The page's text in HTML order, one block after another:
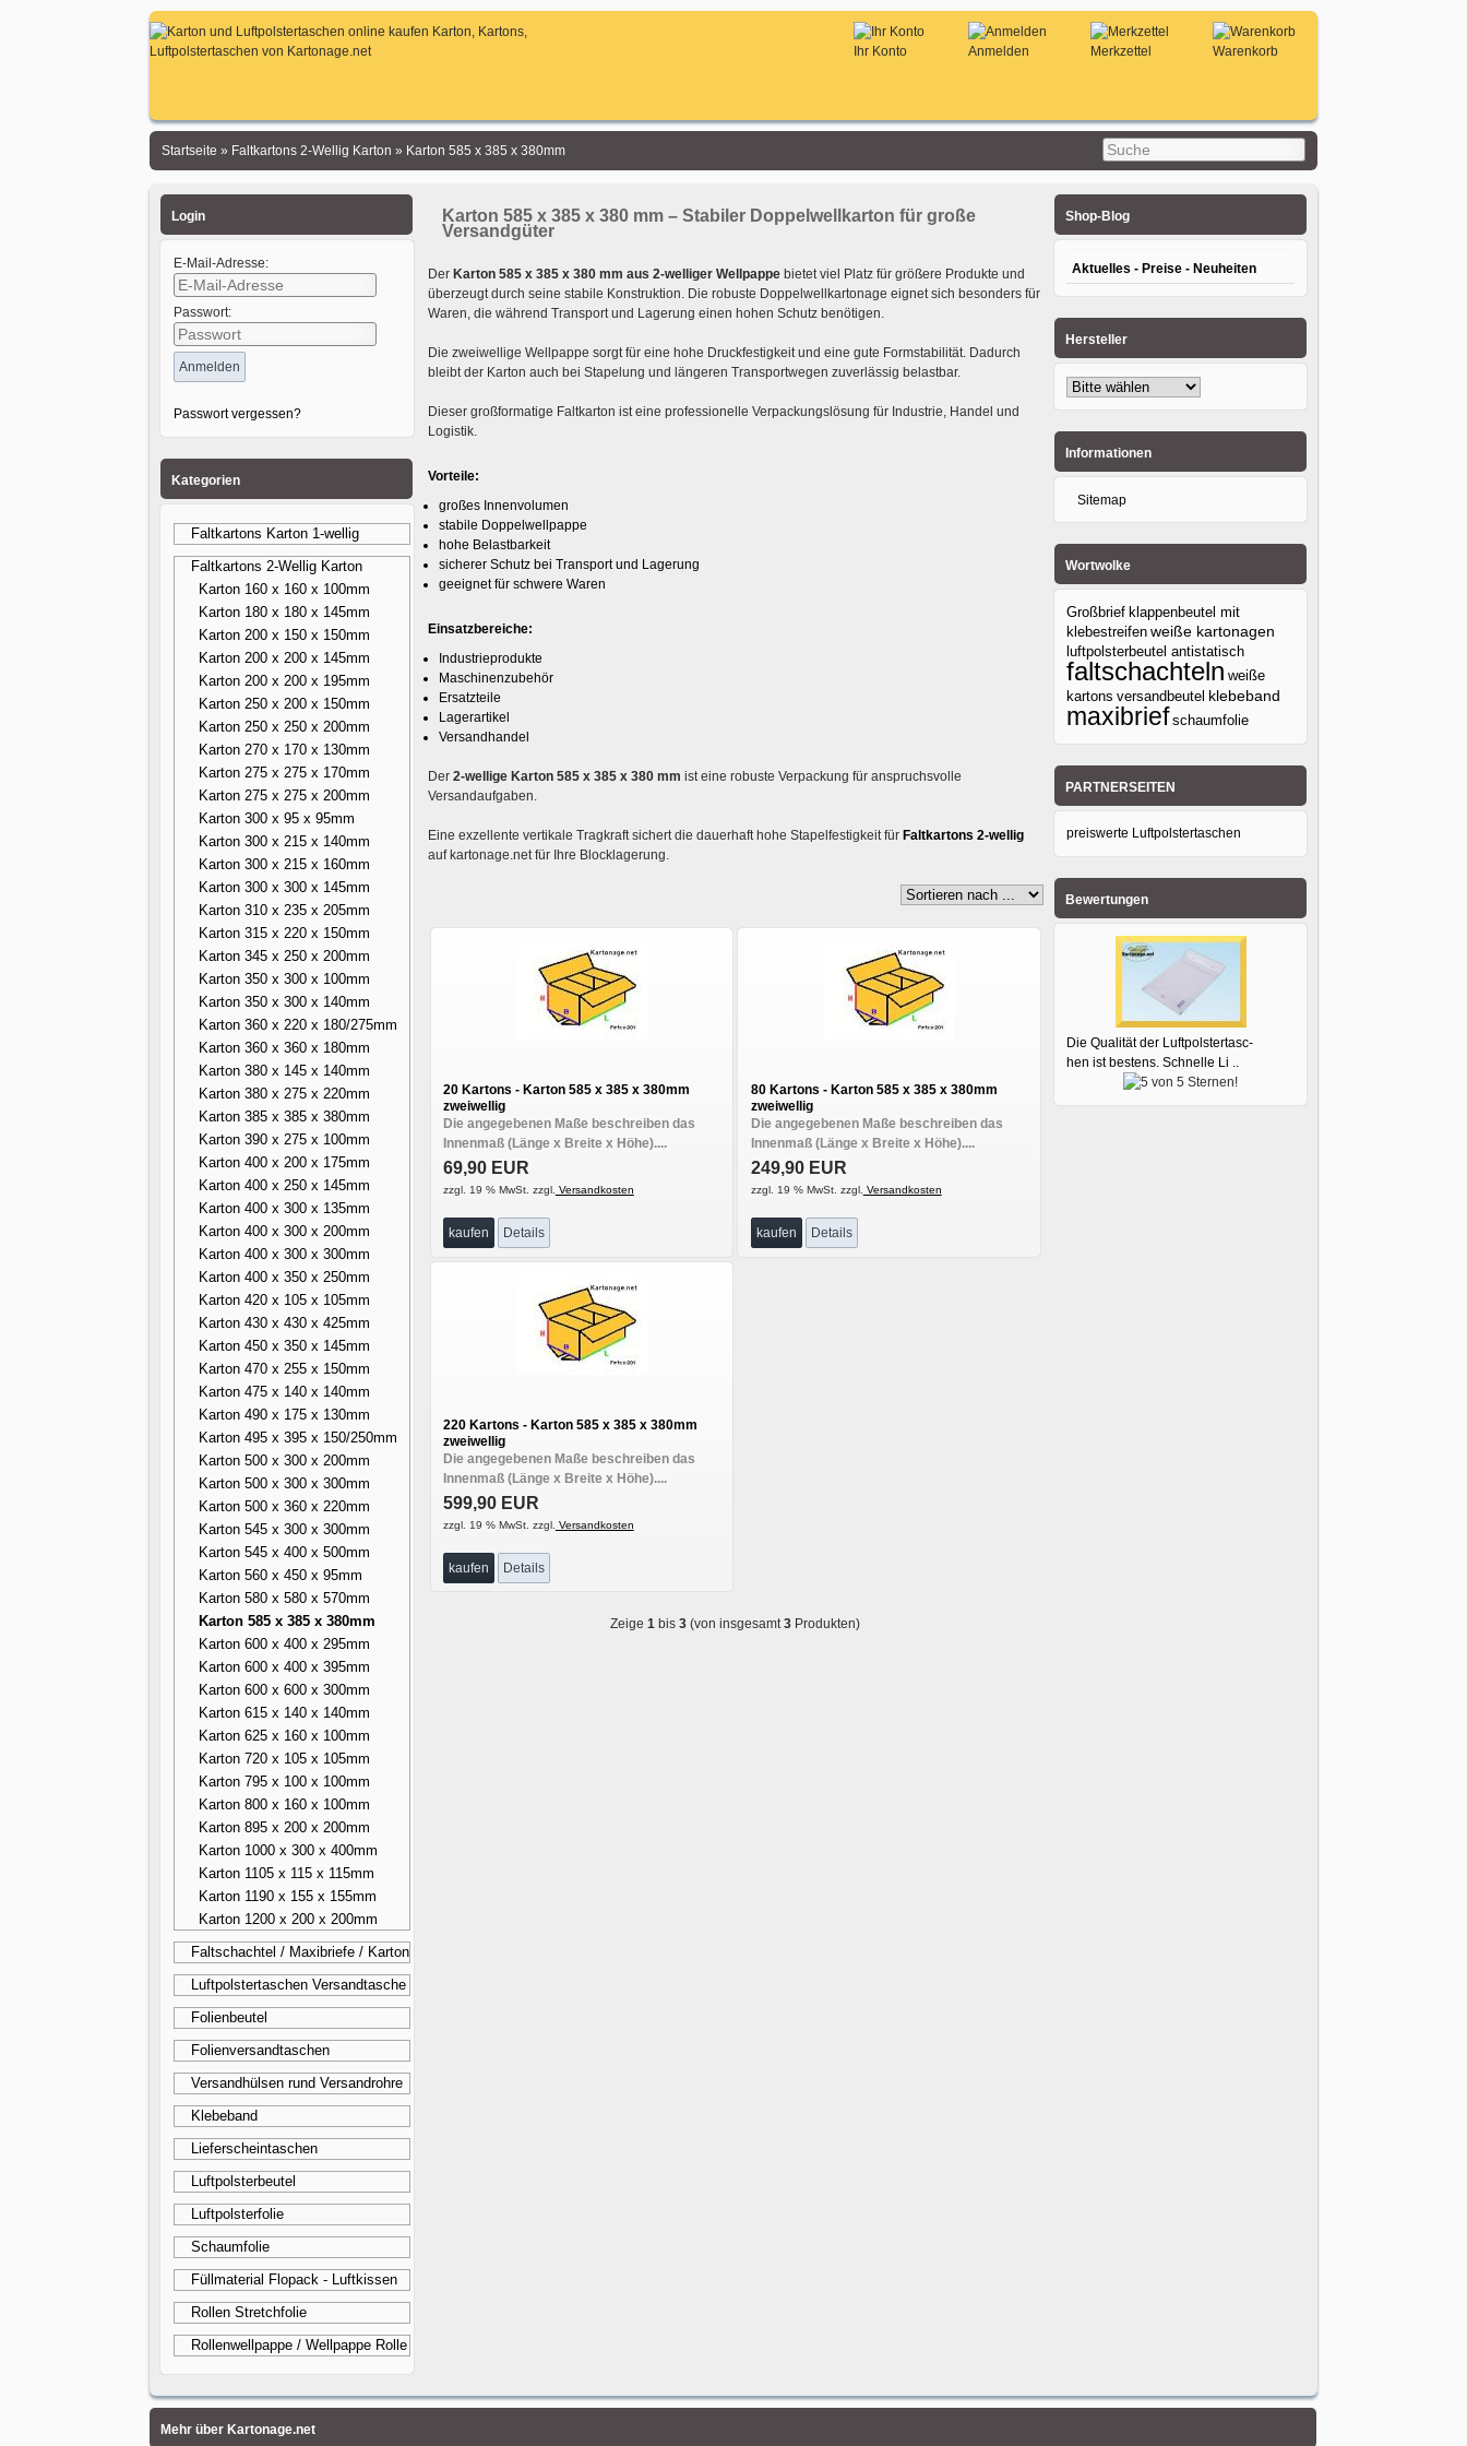
Warenkorb
Merkzettel
Anmelden
Ihr Konto
Startseite » Faltkartons 2-Wellig Karton » Karton 585 x 385 x 380mm
Login
E-Mail-Adresse:
Passwort:
Passwort vergessen?
Kategorien
Faltkartons Karton 1-wellig
Faltkartons 2-Wellig Karton
Karton 160 x 160 x 100mm
Karton 180 x 180 x 145mm
Karton 200 x 150 x 150mm
Karton 200 x 200 x 145mm
Karton 200 x 200 x 195mm
Karton 250 x 200 x 150mm
Karton 250 x 250 x 200mm
Karton 270 x 170 x 130mm
Karton 275 x 275 x 170mm
Karton 275 x 275 x 200mm
Karton 300 x 95 x 95mm
Karton 300 x 215 x 140mm
Karton 300 x 215 x 160mm
Karton 300 x 300 x 145mm
Karton 310 x 235 x 205mm
Karton 315 x 220 x 150mm
Karton 345 x 250 x 200mm
Karton 350 x 300 x 100mm
Karton 350 x 300 x 140mm
Karton 360 x 220 x 180/275mm
Karton 360 x 360 x 180mm
Karton 380 x 145 x 140mm
Karton 380 x 275 x 220mm
Karton 385 x 385 x 380mm
Karton 390 x 275 x 100mm
Karton 400 x 200 x 175mm
Karton 400 x 250 x 145mm
Karton 400 x 300 x 135mm
Karton 400 x 300 x 200mm
Karton 400 x 300 x 300mm
Karton 400 x 350 x 250mm
Karton 420 x 105 x 105mm
Karton 430 x 430 x 425mm
Karton 450 x 350 x 145mm
Karton 470 x 255 x 150mm
Karton 475 x 140 x 140mm
Karton 490 x 175 x 130mm
Karton 495 x 395 x 150/250mm
Karton 500 x 300 x 200mm
Karton 500 x 300 x 300mm
Karton 500 x 360 x 220mm
Karton 545 x 300 x 300mm
Karton 545 x 400 x 500mm
Karton 560 x 450 x 95mm
Karton 580 x 580 x 570mm
Karton 585 x 385 x 380mm
Karton 600 x 400 x 295mm
Karton 600 x 400 x 395mm
Karton 600 x 600 x 300mm
Karton 615 x 140 x 140mm
Karton 625 x 160 x 100mm
Karton 720 x 105 x 105mm
Karton 795 x 100 x 100mm
Karton 800 x 160 x 100mm
Karton 895 x 200 x 200mm
Karton 1000 x 300 x 400mm
Karton 1105 x 115 x 115mm
Karton 1190 x 155 x 155mm
Karton 1200 x 200 x 200mm
Faltschachtel / Maxibriefe / Karton
Luftpolstertaschen Versandtasche
Folienbeutel
Folienversandtaschen
Versandhülsen rund Versandrohre
Klebeband
Lieferscheintaschen
Luftpolsterbeutel
Luftpolsterfolie
Schaumfolie
Füllmaterial Flopack - Luftkissen
Rollen Stretchfolie
Rollenwellpappe / Wellpappe Rolle
Karton 585 x 385 x 380 mm – Stabiler Doppelwellkarton für große
Versandgüter
Der Karton 585 x 385 x 380 mm aus 2-welliger Wellpappebietet viel Platz für größere Produkte und
überzeugt durch seine stabile Konstruktion. Die robuste Doppelwellkartonage eignet sich besonders für
Waren, die während Transport und Lagerung einen hohen Schutz benötigen.
Die zweiwellige Wellpappe sorgt für eine hohe Druckfestigkeit und eine gute Formstabilität. Dadurch
bleibt der Karton auch bei Stapelung und längeren Transportwegen zuverlässig belastbar.
Dieser großformatige Faltkarton ist eine professionelle Verpackungslösung für Industrie, Handel und
Logistik.
Vorteile:
großes Innenvolumen
stabile Doppelwellpappe
hohe Belastbarkeit
sicherer Schutz bei Transport und Lagerung
geeignet für schwere Waren
Einsatzbereiche:
Industrieprodukte
Maschinenzubehör
Ersatzteile
Lagerartikel
Versandhandel
Der 2-wellige Karton 585 x 385 x 380 mm ist eine robuste Verpackung für anspruchsvolle
Versandaufgaben.
Eine exzellente vertikale Tragkraft sichert die dauerhaft hohe Stapelfestigkeit für Faltkartons 2-wellig
auf kartonage.net für Ihre Blocklagerung.
20 Kartons - Karton 585 x 385 x 380mm
zweiwellig
Die angegebenen Maße beschreiben das
Innenmaß (Länge x Breite x Höhe)....
69,90 EUR
zzgl. 19 % MwSt. zzgl. Versandkosten
kaufen Details
80 Kartons - Karton 585 x 385 x 380mm
zweiwellig
Die angegebenen Maße beschreiben das
Innenmaß (Länge x Breite x Höhe)....
249,90 EUR
zzgl. 19 % MwSt. zzgl. Versandkosten
kaufen Details
220 Kartons - Karton 585 x 385 x 380mm
zweiwellig
Die angegebenen Maße beschreiben das
Innenmaß (Länge x Breite x Höhe)....
599,90 EUR
zzgl. 19 % MwSt. zzgl. Versandkosten
kaufen Details
Zeige1 bis3 (von insgesamt3 Produkten)
Shop-Blog
Aktuelles - Preise - Neuheiten
Hersteller
Informationen
Sitemap
Wortwolke
Großbrief klappenbeutel mit
klebestreifen weiße kartonagen
luftpolsterbeutel antistatisch
faltschachteln weiße
kartons versandbeutel klebeband
maxibrief schaumfolie
PARTNERSEITEN
preiswerte Luftpolstertaschen
Bewertungen
Die Qualität der Luftpolstertasc-
hen ist bestens. Schnelle Li ..
Mehr über Kartonage.net